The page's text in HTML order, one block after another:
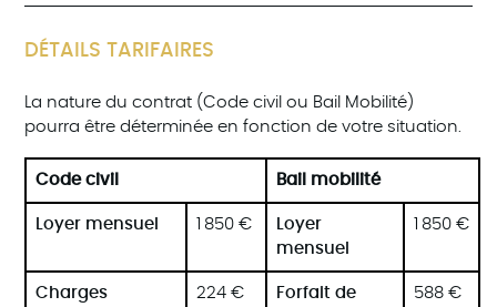
DÉTAILS TARIFAIRES
La nature du contrat (Code civil ou Bail Mobilité)
pourra être déterminée en fonction de votre situation.
Code civil Bail mobilité
Loyer mensuel 1 850 €
Loyer
mensuel
1 850 €
Charges
224 €
Forfait de
588 €